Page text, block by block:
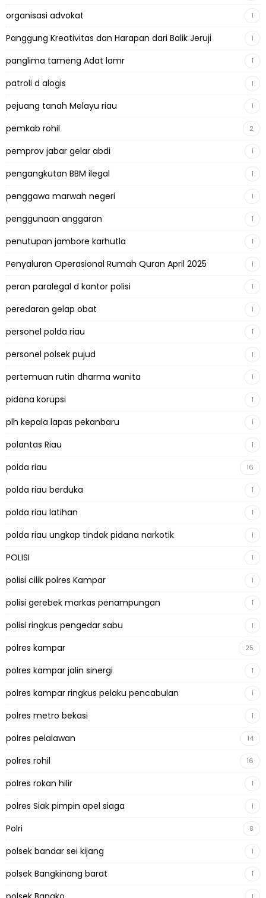
organisasi advokat 1
Panggung Kreativitas dan Harapan dari Balik Jeruji 1
panglima tameng Adat lamr 1
patroli d alogis 1
pejuang tanah Melayu riau 1
pemkab rohil 2
pemprov jabar gelar abdi 1
pengangkutan BBM ilegal 1
penggawa marwah negeri 1
penggunaan anggaran 1
penutupan jambore karhutla 1
Penyaluran Operasional Rumah Quran April 2025 1
peran paralegal d kantor polisi 1
peredaran gelap obat 1
personel polda riau 1
personel polsek pujud 1
pertemuan rutin dharma wanita 1
pidana korupsi 1
plh kepala lapas pekanbaru 1
polantas Riau 1
polda riau 16
polda riau berduka 1
polda riau latihan 1
polda riau ungkap tindak pidana narkotik 1
POLISI 1
polisi cilik polres Kampar 1
polisi gerebek markas penampungan 1
polisi ringkus pengedar sabu 1
polres kampar 25
polres kampar jalin sinergi 1
polres kampar ringkus pelaku pencabulan 1
polres metro bekasi 1
polres pelalawan 14
polres rohil 16
polres rokan hilir 1
polres Siak pimpin apel siaga 1
Polri 8
polsek bandar sei kijang 1
polsek Bangkinang barat 1